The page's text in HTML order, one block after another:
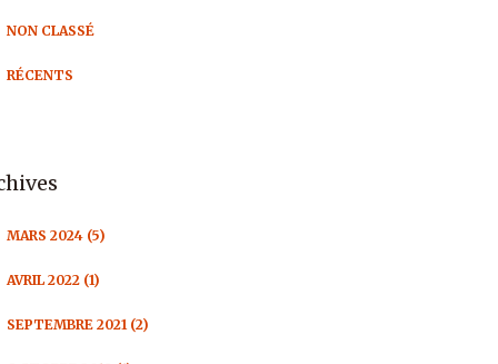
NON CLASSÉ
RÉCENTS
MARS 2024 (5)
AVRIL 2022 (1)
SEPTEMBRE 2021 (2)